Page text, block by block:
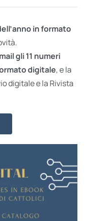
in formato
gli 11 numeri
digitale, e la
digitale e la Rivista